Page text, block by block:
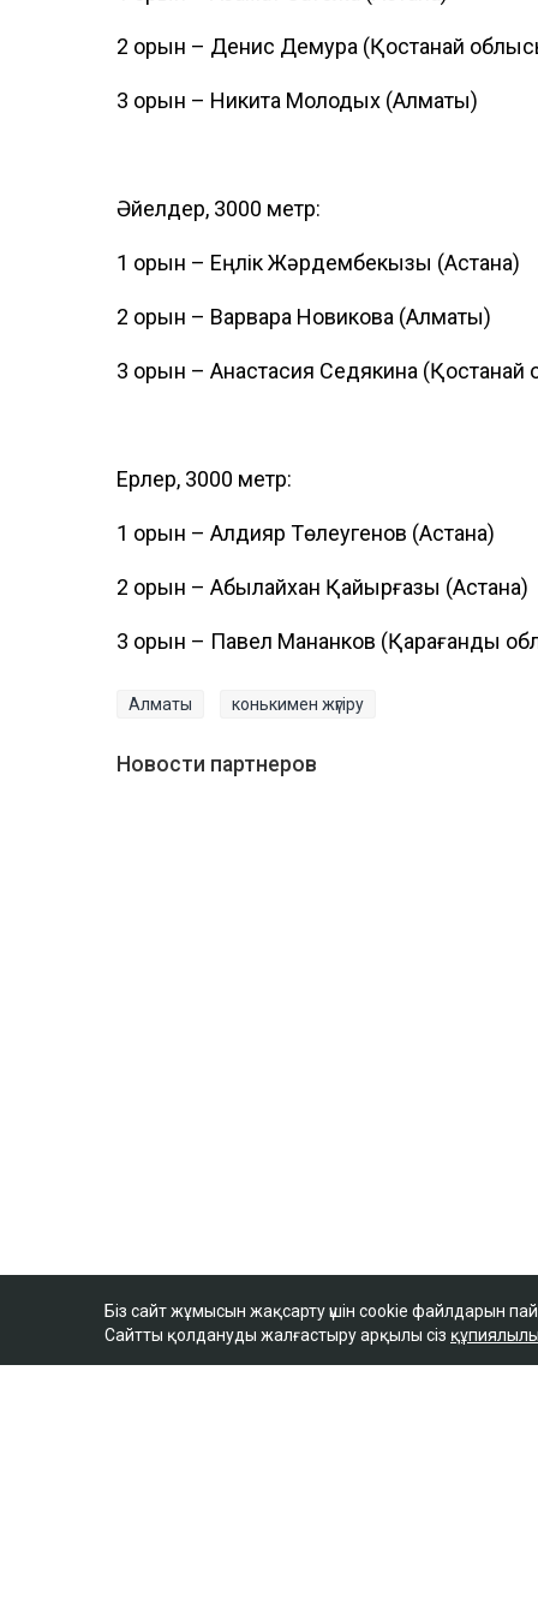
2 орын – Денис Демура (Қостанай
3 орын – Никита Молодых (Алматы)
Әйелдер, 3000 метр:
1 орын – Еңлік Жәрдембекқызы (Астана)
2 орын – Варвара Новикова (Алматы)
3 орын – Анастасия Седякина (Қостанай
Ерлер, 3000 метр:
1 орын – Алдияр Төлеугенов (Астана)
2 орын – Абылайхан Қайырғазы (Астана)
3 орын – Павел Мананков (Қарағанды
Алматы конькимен жүгіру
Новости партнеров
Біз сайт жұмысын жақсарту үшін cookie файлдарын
Сайтты қолдануды жалғастыру арқылы сіз